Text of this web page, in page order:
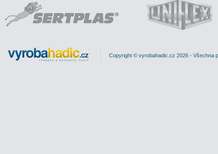
Copyright © vyrobahadic.cz 2026 - Všechna